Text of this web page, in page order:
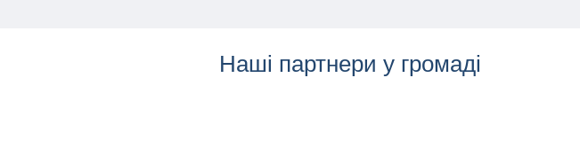
Наші партнери у громаді